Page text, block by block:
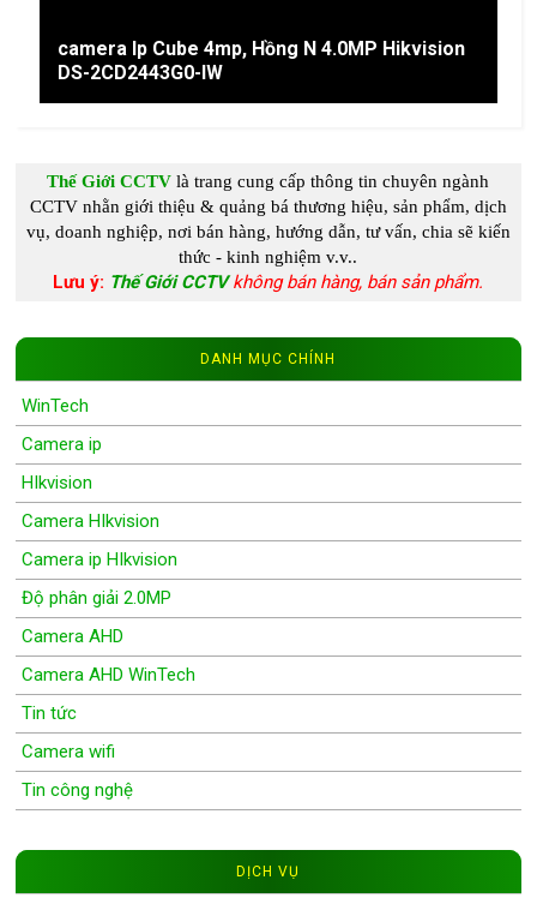
camera Ip Cube 4mp, Hồng N 4.0MP Hikvision
DS-2CD2443G0-IW
Thế Giới CCTV là trang cung cấpthông tin chuyên ngành
CCTVnhằn giới thiệu & quảng bá thương hiệu, sản phẩm, dịch
vụ, doanh nghiệp, nơi bán hàng, hướng dẫn, tư vấn, chia sẽ kiến
thức - kinh nghiệmv.v..
Lưu ý: Thế Giới CCTV không bán hàng, bán sản phẩm.
DANH MỤC CHÍNH
WinTech
Camera ip
HIkvision
Camera HIkvision
Camera ip HIkvision
Độ phân giải 2.0MP
Camera AHD
Camera AHD WinTech
Tin tức
Camera wifi
Tin công nghệ
DỊCH VỤ